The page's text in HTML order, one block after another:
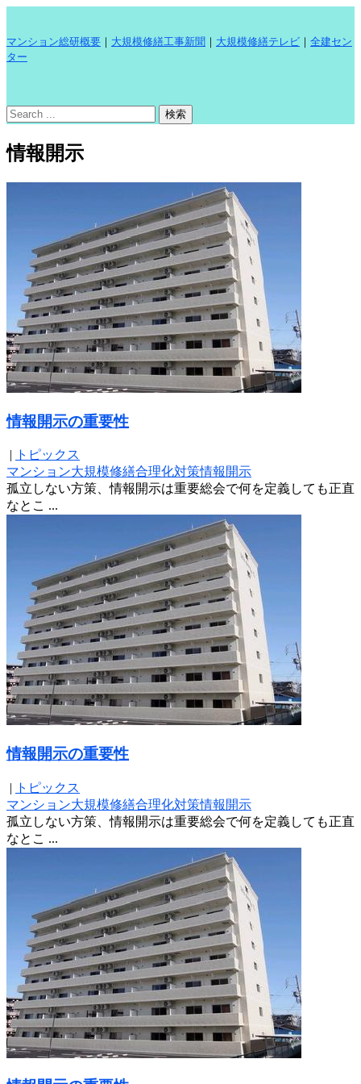
マンション総研概要 ｜ 大規模修繕工事新聞 ｜ 大規模修繕テレビ ｜ 全建セン
ター
情報開示
情報開示の重要性
|
トピックス
マンション大規模修繕合理化対策情報開示
孤立しない方策、情報開示は重要総会で何を定義しても正直
なとこ ...
情報開示の重要性
|
トピックス
マンション大規模修繕合理化対策情報開示
孤立しない方策、情報開示は重要総会で何を定義しても正直
なとこ ...